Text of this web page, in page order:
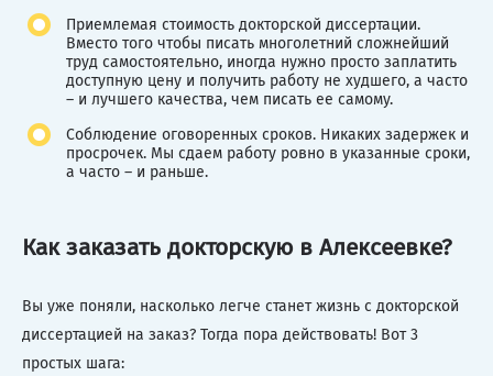
Приемлемая стоимость докторской диссертации.
Вместо того чтобы писать многолетний сложнейший
труд самостоятельно, иногда нужно просто заплатить
доступную цену и получить работу не худшего, а часто
– и лучшего качества, чем писать ее самому.
Соблюдение оговоренных сроков. Никаких задержек и
просрочек. Мы сдаем работу ровно в указанные сроки,
а часто – и раньше.
Как заказать докторскую в Алексеевке?
Вы уже поняли, насколько легче станет жизнь с докторской
диссертацией на заказ? Тогда пора действовать! Вот 3
простых шага: